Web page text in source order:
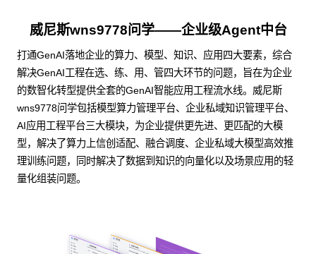
威尼斯wns9778问学——企业级Agent中台
打通GenAI落地企业的算力、模型、知识、应用四大要素，综合
解决GenAI工程在选、练、用、管四大环节的问题，旨在为企业
的数智化转型提供全套的GenAI智能应用工程流水线。威尼斯
wns9778问学包括模型算力管理平台、企业私域知识管理平台、
AI应用工程平台三大模块，为企业提供更先进、更匹配的大模
型，解决了算力上信创适配、融合调度、企业私域大模型高效推
理训练问题，同时解决了数据到知识的向量化以及场景应用的轻
量化组装问题。